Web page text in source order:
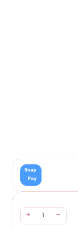
−
+
Snap
Pay